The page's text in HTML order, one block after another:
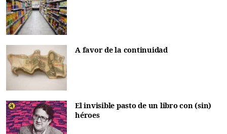
A favor de la continuidad
El invisible pasto de un libro con (sin)
héroes